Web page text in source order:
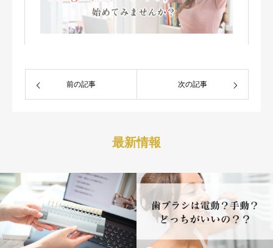
前の記事 次の記事
最新情報